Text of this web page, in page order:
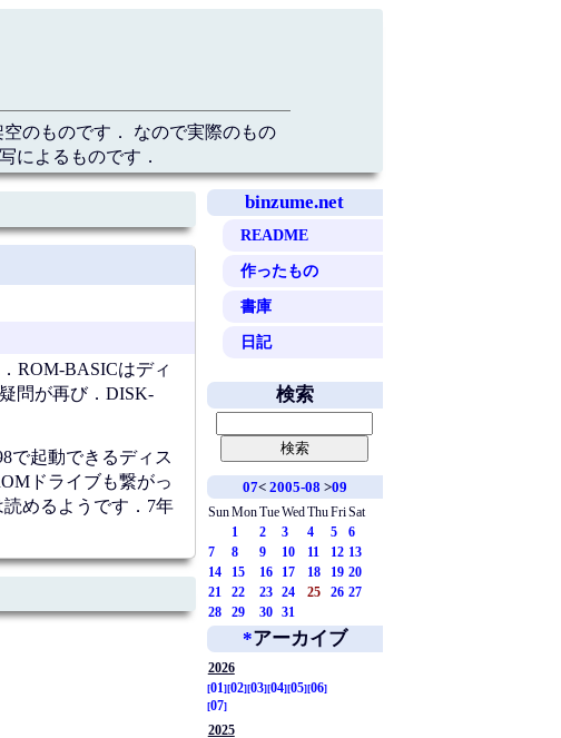
のものです． なので実際のもの
によるものです．
binzume.net
README
作ったもの
書庫
日記
ROM-BASICはディ
問が再び．DISK-
で起動できるディス
ドライブも繋がっ
めるようです．7年
検索
07< 2005-08 >09
SunMonTueWed ThuFriSat
1
2 3 4 5
6
7
8 9 10 11 12 13
14
15 16 17 18 19 20
21
22 23 24 25 26 27
28
29 30 31
*アーカイブ
2026
01
02 03 04 05 06
07
2025